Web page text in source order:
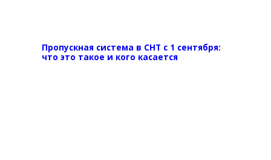
Пропускная система в СНТ с 1 сентября:
что это такое и кого касается